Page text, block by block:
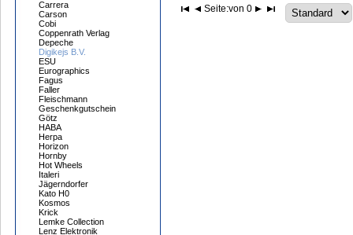
Carrera
Carson
Cobi
Coppenrath Verlag
Depeche
Digikejs B.V.
ESU
Eurographics
Fagus
Faller
Fleischmann
Geschenkgutschein
Götz
HABA
Herpa
Horizon
Hornby
Hot Wheels
Italeri
Jägerndorfer
Kato H0
Kosmos
Krick
Lemke Collection
Lenz Elektronik
Seite:von 0